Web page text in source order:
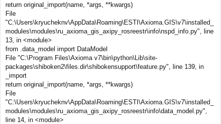
return original_import(name, *args, **kwargs)
File
"C:\Users\kryucheknv\AppData\Roaming\ESTI\Axioma.GIS\v7\installed_
modules\modules\ru_axioma_gis_axipy_rosreestr\info\nspd_info.py", line
13, in <module>
from .data_model import DataModel
File "C:\Program Files\Axioma v7\bin\python\Lib\site-
packages\shiboken2\files.dir\shibokensupport\feature.py", line 139, in
_import
return original_import(name, *args, **kwargs)
File
"C:\Users\kryucheknv\AppData\Roaming\ESTI\Axioma.GIS\v7\installed_
modules\modules\ru_axioma_gis_axipy_rosreestr\info\data_model.py",
line 14, in <module>